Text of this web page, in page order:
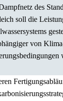
des
soll die
von